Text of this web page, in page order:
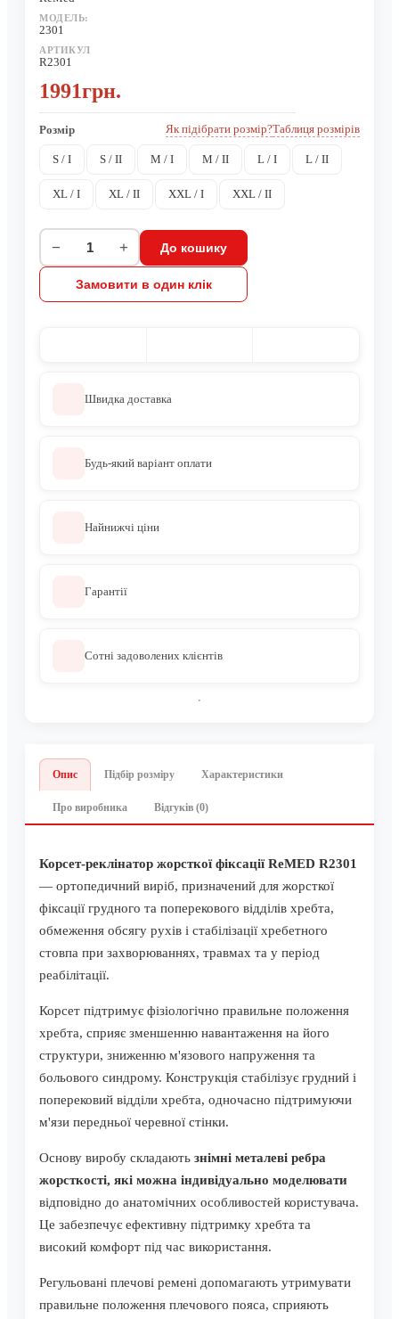
МОДЕЛЬ:
2301
АРТИКУЛ
R2301
1991грн.
Розмір Як підібрати розмір?Таблиця розмірів
S / I S / II M / I M / II L / I L / II
XL / I XL / II XXL / I XXL / II
− + До кошику
Замовити в один клік
Швидка доставка
Будь-який варіант оплати
Найнижчі ціни
Гарантії
Сотні задоволених клієнтів
Опис Підбір розміру Характеристики
Про виробника Відгуків (0)
Корсет-реклінатор жорсткої фіксації ReMED R2301
— ортопедичний виріб, призначений для жорсткої
фіксації грудного та поперекового відділів хребта,
обмеження обсягу рухів і стабілізації хребетного
стовпа при захворюваннях, травмах та у період
реабілітації.
Корсет підтримує фізіологічно правильне положення
хребта, сприяє зменшенню навантаження на його
структури, зниженню м'язового напруження та
больового синдрому. Конструкція стабілізує грудний і
поперековий відділи хребта, одночасно підтримуючи
м'язи передньої черевної стінки.
Основу виробу складають знімні металеві ребра
жорсткості, які можна індивідуально моделювати
відповідно до анатомічних особливостей користувача.
Це забезпечує ефективну підтримку хребта та
високий комфорт під час використання.
Регульовані плечові ремені допомагають утримувати
правильне положення плечового пояса, сприяють